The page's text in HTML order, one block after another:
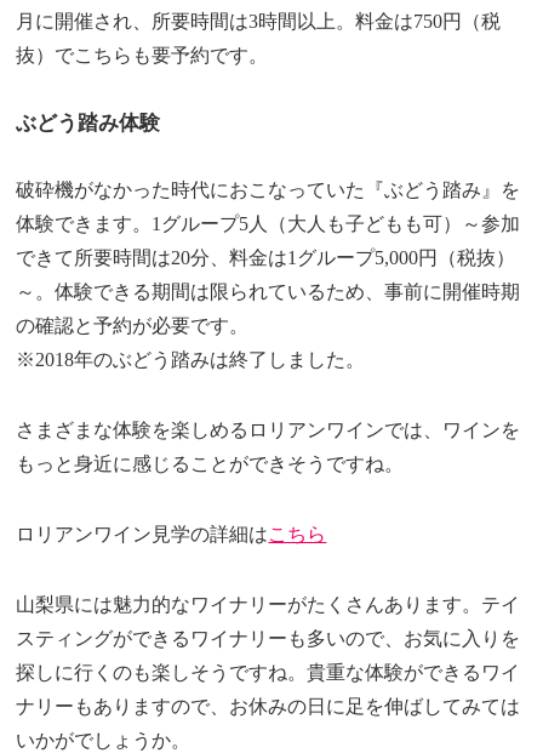
月に開催され、所要時間は3時間以上。料金は750円（税
抜）でこちらも要予約です。
ぶどう踏み体験
破砕機がなかった時代におこなっていた『ぶどう踏み』を
体験できます。1グループ5人（大人も子どもも可）～参加
できて所要時間は20分、料金は1グループ5,000円（税抜）
～。体験できる期間は限られているため、事前に開催時期
の確認と予約が必要です。
※2018年のぶどう踏みは終了しました。
さまざまな体験を楽しめるロリアンワインでは、ワインを
もっと身近に感じることができそうですね。
ロリアンワイン見学の詳細はこちら
山梨県には魅力的なワイナリーがたくさんあります。テイ
スティングができるワイナリーも多いので、お気に入りを
探しに行くのも楽しそうですね。貴重な体験ができるワイ
ナリーもありますので、お休みの日に足を伸ばしてみては
いかがでしょうか。